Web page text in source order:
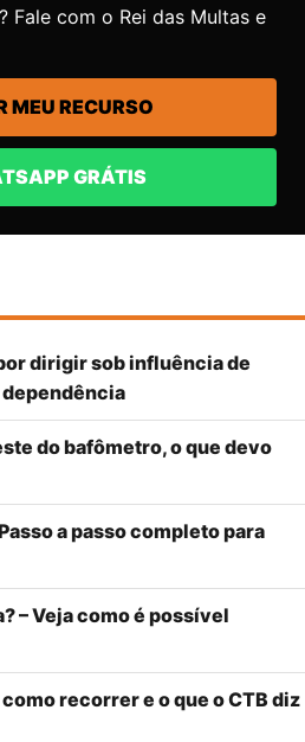
Fale com o Rei das Multas e
MEU RECURSO
GRÁTIS
dirigir sob influência de
do bafômetro, o que devo
a passo completo para
– Veja como é possível
recorrer e o que o CTB diz